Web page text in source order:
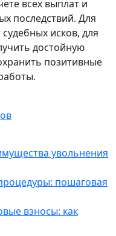
всех выплат и
последствий. Для
исков, для
достойную
позитивные
увольнения
пошаговая
взносы: как